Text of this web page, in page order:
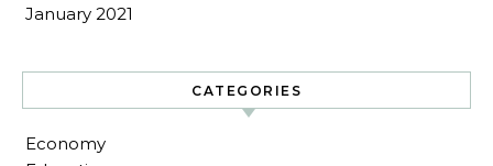
January 2021
CATEGORIES
Economy